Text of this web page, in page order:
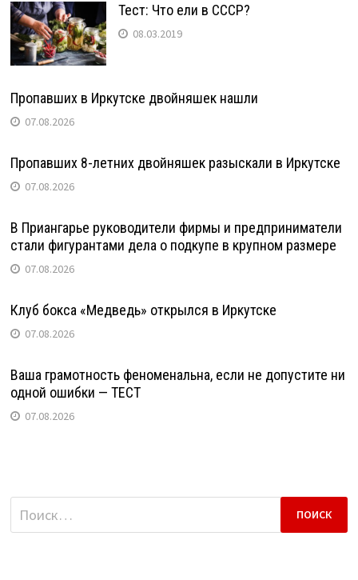
Тест: Что ели в СССР?
08.03.2019
Пропавших в Иркутске двойняшек нашли
07.08.2026
Пропавших 8-летних двойняшек разыскали в Иркутске
07.08.2026
В Приангарье руководители фирмы и предприниматели
стали фигурантами дела о подкупе в крупном размере
07.08.2026
Клуб бокса «Медведь» открылся в Иркутске
07.08.2026
Ваша грамотность феноменальна, если не допустите ни
одной ошибки — ТЕСТ
07.08.2026
Найти: